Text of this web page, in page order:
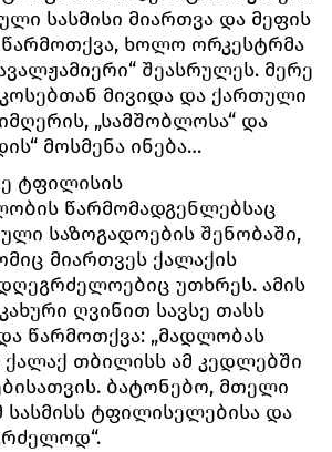
სასმისი მიართვა და მეფის
ხოლო ორკესტრმა
შეასრულეს. მერე
მივიდა და ქართული
„სამშობლოსა“ და
მოსმენა ინება…
ტფილისის
წარმომადგენლებსაც
საზოგადოების შენობაში,
მიართვეს ქალაქის
უთხრეს. ამის
ღვინით სავსე თასს
წარმოთქვა: „მადლობას
ქალაქ თბილისს ამ კედლებში
ბატონებო, მთელი
სასმისს ტფილისელებისა და